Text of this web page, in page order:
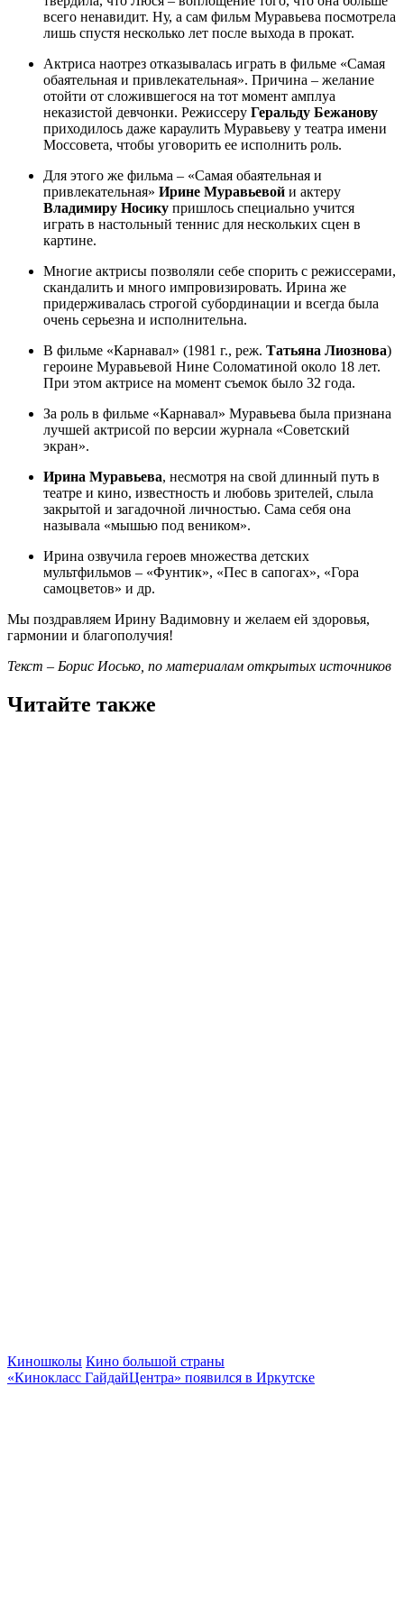
всего ненавидит. Ну, а сам фильм Муравьева посмотрела
лишь спустя несколько лет после выхода в прокат.
Актриса наотрез отказывалась играть в фильме «Самая
обаятельная и привлекательная». Причина – желание
отойти от сложившегося на тот момент амплуа
неказистой девчонки. Режиссеру Геральду Бежанову
приходилось даже караулить Муравьеву у театра имени
Моссовета, чтобы уговорить ее исполнить роль.
Для этого же фильма – «Самая обаятельная и
привлекательная» Ирине Муравьевой и актеру
Владимиру Носику пришлось специально учится
играть в настольный теннис для нескольких сцен в
картине.
Многие актрисы позволяли себе спорить с режиссерами,
скандалить и много импровизировать. Ирина же
придерживалась строгой субординации и всегда была
очень серьезна и исполнительна.
В фильме «Карнавал» (1981 г., реж. Татьяна Лиознова)
героине Муравьевой Нине Соломатиной около 18 лет.
При этом актрисе на момент съемок было 32 года.
За роль в фильме «Карнавал» Муравьева была признана
лучшей актрисой по версии журнала «Советский
экран».
Ирина Муравьева, несмотря на свой длинный путь в
театре и кино, известность и любовь зрителей, слыла
закрытой и загадочной личностью. Сама себя она
называла «мышью под веником».
Ирина озвучила героев множества детских
мультфильмов – «Фунтик», «Пес в сапогах», «Гора
самоцветов» и др.
Мы поздравляем Ирину Вадимовну и желаем ей здоровья,
гармонии и благополучия!
Текст – Борис Иосько, по материалам открытых источников
Читайте также
Киношколы Кино большой страны
«Кинокласс ГайдайЦентра» появился в Иркутске